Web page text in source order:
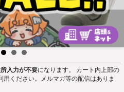
入力が不要になります。 カート内上部の
ください。メルマガ等の配信はありま